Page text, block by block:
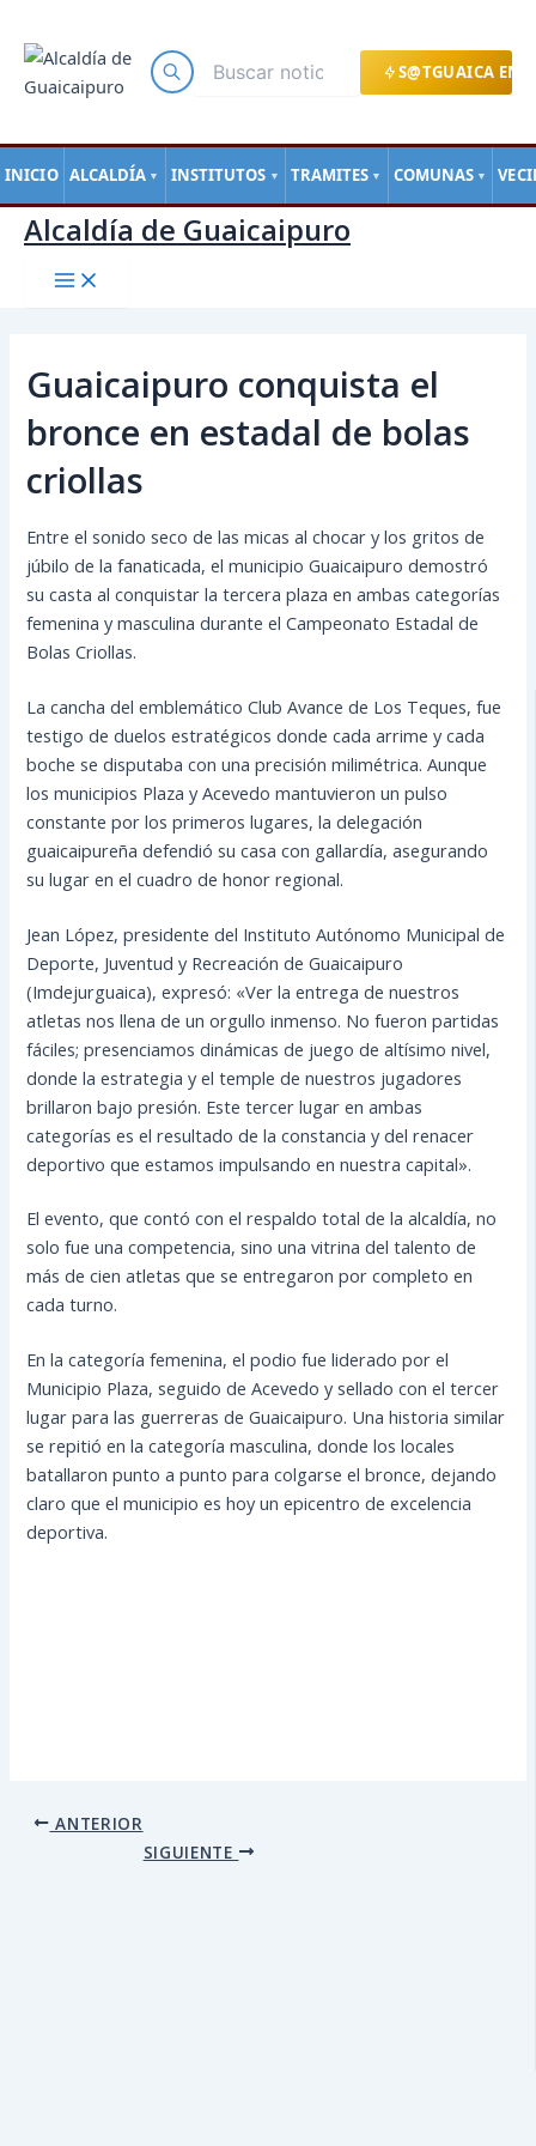
S@TGUAICA EN
INICIO ALCALDÍA ▼ INSTITUTOS ▼ TRAMITES ▼ COMUNAS ▼
contenido
Alcaldía de Guaicaipuro
Guaicaipuro conquista el
bronce en estadal de bolas
criollas
Entre el sonido seco de las micas al chocar y los gritos de
júbilo de la fanaticada, el municipio Guaicaipuro demostró
su casta al conquistar la tercera plaza en ambas categorías
femenina y masculina durante el Campeonato Estadal de
Bolas Criollas.
La cancha del emblemático Club Avance de Los Teques, fue
testigo de duelos estratégicos donde cada arrime y cada
boche se disputaba con una precisión milimétrica. Aunque
los municipios Plaza y Acevedo mantuvieron un pulso
constante por los primeros lugares, la delegación
guaicaipureña defendió su casa con gallardía, asegurando
su lugar en el cuadro de honor regional.
Jean López, presidente del Instituto Autónomo Municipal de
Deporte, Juventud y Recreación de Guaicaipuro
(Imdejurguaica), expresó: «Ver la entrega de nuestros
atletas nos llena de un orgullo inmenso. No fueron partidas
fáciles; presenciamos dinámicas de juego de altísimo nivel,
donde la estrategia y el temple de nuestros jugadores
brillaron bajo presión. Este tercer lugar en ambas
categorías es el resultado de la constancia y del renacer
deportivo que estamos impulsando en nuestra capital».
El evento, que contó con el respaldo total de la alcaldía, no
solo fue una competencia, sino una vitrina del talento de
más de cien atletas que se entregaron por completo en
cada turno.
En la categoría femenina, el podio fue liderado por el
Municipio Plaza, seguido de Acevedo y sellado con el tercer
lugar para las guerreras de Guaicaipuro. Una historia similar
se repitió en la categoría masculina, donde los locales
batallaron punto a punto para colgarse el bronce, dejando
claro que el municipio es hoy un epicentro de excelencia
deportiva.
de
entradas
ANTERIOR
SIGUIENTE